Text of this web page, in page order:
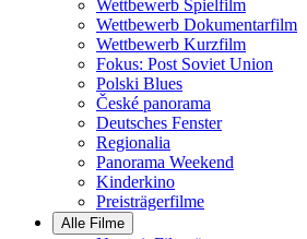
Wettbewerb Spielfilm
Wettbewerb Dokumentarfilm
Wettbewerb Kurzfilm
Fokus: Post Soviet Union
Polski Blues
České panorama
Deutsches Fenster
Regionalia
Panorama Weekend
Kinderkino
Preisträgerfilme
Alle Filme